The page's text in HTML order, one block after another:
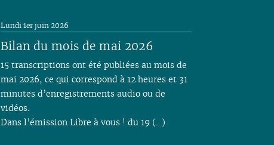
Bilan du mois de mai 2026
Lundi 1er juin 2026
15 transcriptions ont été publiées au mois de
mai 2026, ce qui correspond à 12 heures et 31
minutes d’enregistrements audio ou de
vidéos.
Dans l’émission Libre à vous ! du 19 (…)